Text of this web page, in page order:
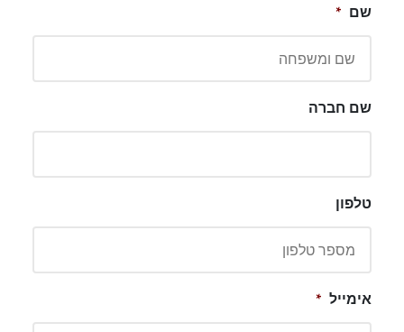
שם *
שם חברה
טלפון
אימייל *